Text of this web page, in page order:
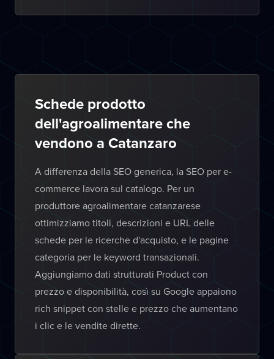
Schede prodotto
dell'agroalimentare che
vendono a Catanzaro
A differenza della SEO generica, la SEO per e-
commerce lavora sul catalogo. Per un
produttore agroalimentare catanzarese
ottimizziamo titoli, descrizioni e URL delle
schede per le ricerche d'acquisto, e le pagine
categoria per le keyword transazionali.
Aggiungiamo dati strutturati Product con
prezzo e disponibilità, così su Google appaiono
rich snippet con stelle e prezzo che aumentano
i clic e le vendite dirette.